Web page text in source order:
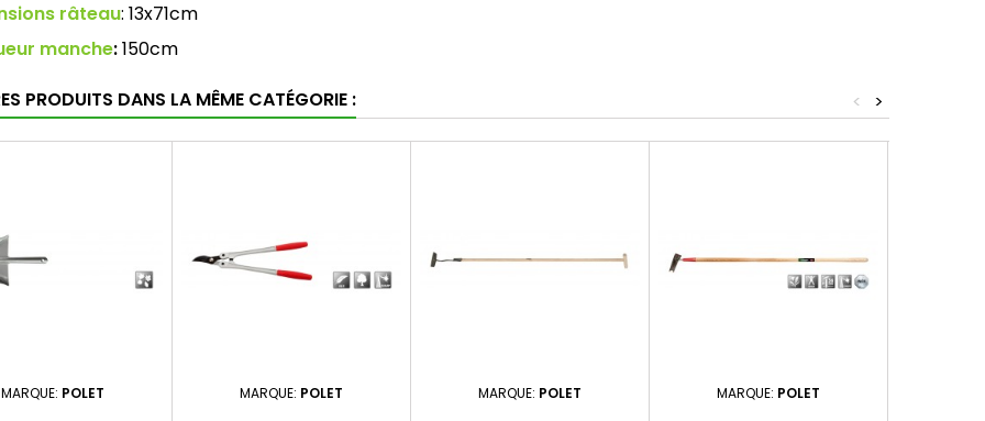
râteau: 13x71cm
manche:150cm
PRODUITS DANS LA MÊME CATÉGORIE :
>
<
MARQUE: POLET MARQUE: POLET MARQUE: POLET MARQUE: POLET